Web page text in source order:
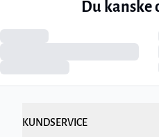
Du kanske
KUNDSERVICE